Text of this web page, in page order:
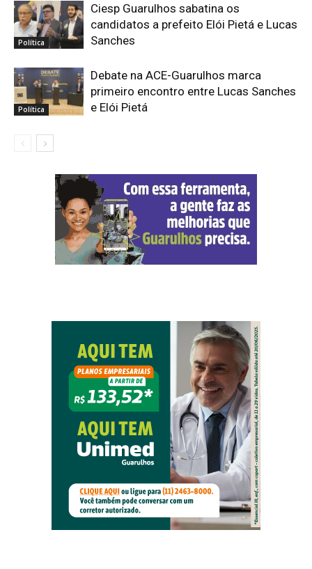
Política
Ciesp Guarulhos sabatina os
candidatos a prefeito Elói Pietá e Lucas
Sanches
Política
Debate na ACE-Guarulhos marca
primeiro encontro entre Lucas Sanches
e Elói Pietá